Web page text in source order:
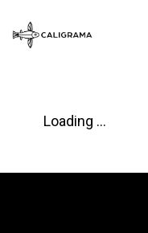
Loading ...